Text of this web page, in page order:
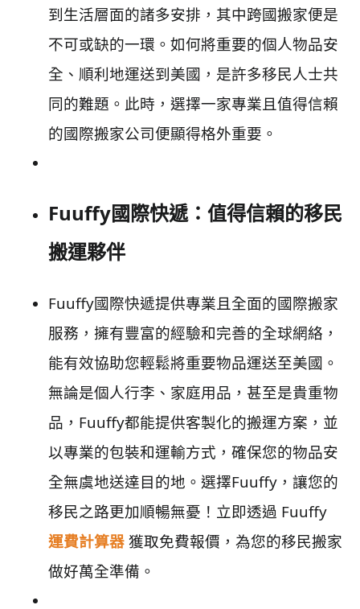
到生活層面的諸多安排，其中跨國搬家便是
不可或缺的一環。如何將重要的個人物品安
全、順利地運送到美國，是許多移民人士共
同的難題。此時，選擇一家專業且值得信賴
的國際搬家公司便顯得格外重要。
Fuuffy國際快遞：值得信賴的移民
搬運夥伴
Fuuffy國際快遞提供專業且全面的國際搬家
服務，擁有豐富的經驗和完善的全球網絡，
能有效協助您輕鬆將重要物品運送至美國。
無論是個人行李、家庭用品，甚至是貴重物
品，Fuuffy都能提供客製化的搬運方案，並
以專業的包裝和運輸方式，確保您的物品安
全無虞地送達目的地。選擇Fuuffy，讓您的
移民之路更加順暢無憂！立即透過 Fuuffy
運費計算器 獲取免費報價，為您的移民搬家
做好萬全準備。